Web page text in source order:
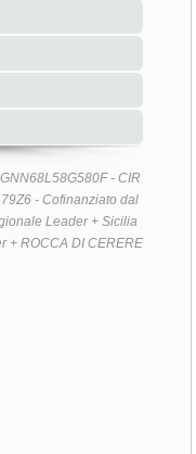
- CIR
- Cofinanziato dal
Leader + Sicilia
+ ROCCA DI CERERE